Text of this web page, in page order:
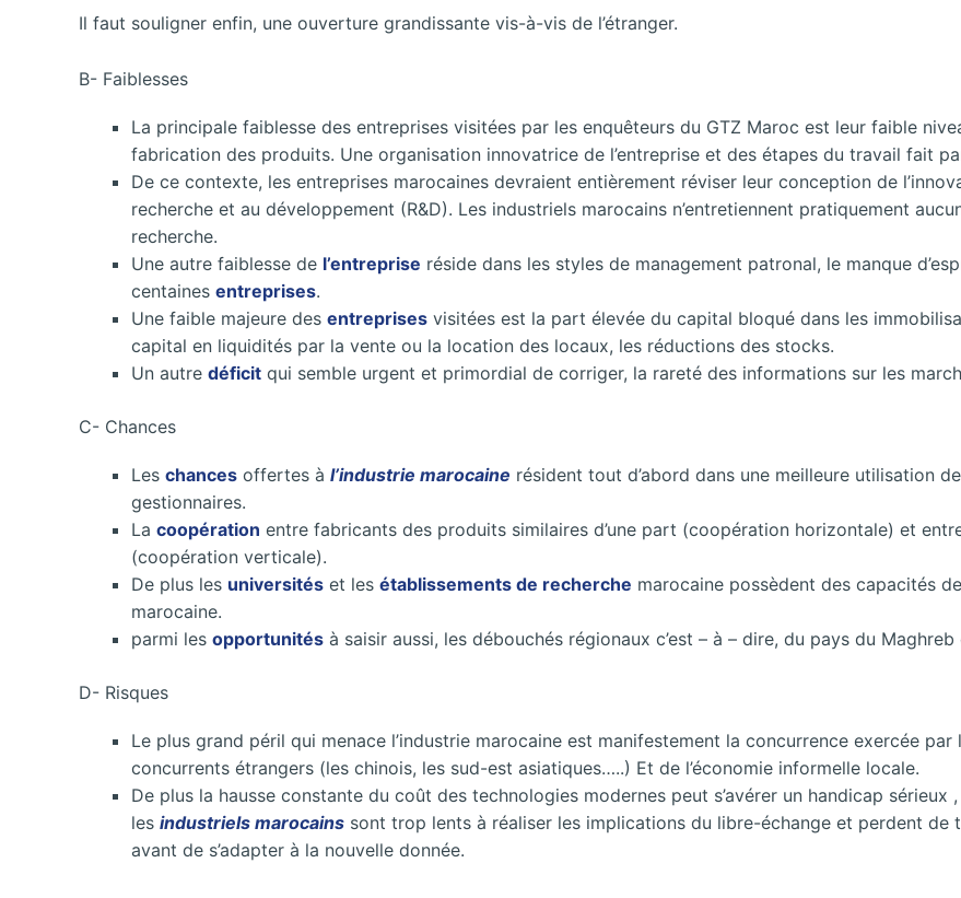
Il faut souligner enfin, une ouverture grandissante vis-à-vis de l’étranger.
B- Faiblesses
La principale faiblesse des entreprises visitées par les enquêteurs du GTZ Maroc est leur faible
fabrication des produits. Une organisation innovatrice de l’entreprise et des étapes du travail fait
De ce contexte, les entreprises marocaines devraient entièrement réviser leur conception de
recherche et au développement (R&D). Les industriels marocains n’entretiennent pratiquement
recherche.
Une autre faiblesse de l’entreprise réside dans les styles de management patronal, le manque
centaines entreprises.
Une faible majeure des entreprises visitées est la part élevée du capital bloqué dans les
capital en liquidités par la vente ou la location des locaux, les réductions des stocks.
Un autre déficit qui semble urgent et primordial de corriger, la rareté des informations sur les
C- Chances
Les chances offertes à l’industrie marocaine résident tout d’abord dans une meilleure utilisation
gestionnaires.
La coopération entre fabricants des produits similaires d’une part (coopération horizontale) et
(coopération verticale).
De plus les universités et les établissements de recherche marocaine possèdent des capacités
marocaine.
parmi les opportunités à saisir aussi, les débouchés régionaux c’est – à – dire, du pays du Maghreb
D- Risques
Le plus grand péril qui menace l’industrie marocaine est manifestement la concurrence exercée
concurrents étrangers (les chinois, les sud-est asiatiques…..) Et de l’économie informelle locale.
De plus la hausse constante du coût des technologies modernes peut s’avérer un handicap
les industriels marocains sont trop lents à réaliser les implications du libre-échange et perdent de
avant de s’adapter à la nouvelle donnée.